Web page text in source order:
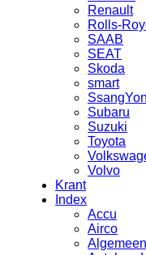
Renault
Rolls-
SAAB
SEAT
Skoda
smart
Subaru
Suzuki
Toyota
Volvo
Krant
Index
Accu
Airco
Algemeen